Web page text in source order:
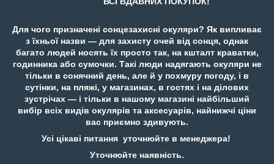
Для чого призначені сонцезахисні окуляри? Як випливає
з їхньої назви — для захисту очей від сонця, однак
багато людей носять їх просто так, на кшталт краватки,
годинника або сумочки. Такі люди надягають окуляри не
тільки в сонячний день, але й у похмуру погоду, і в
сутінки, на пляжі, у магазинах, в гостях і на ділових
зустрічах — і тільки в нашому магазині найбільший
вибір всіх видів окулярів та аксесуарів, найнижчі ціни
вас приємно здивують.
Усі цікаві питання уточнюйте в менеджера!
Уточнюйте наявність.